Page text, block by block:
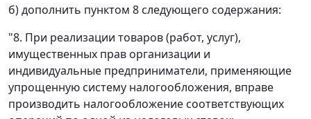
б) дополнить пунктом 8 следующего содержания:
"8. При реализации товаров (работ, услуг),
имущественных прав организации и
индивидуальные предприниматели, применяющие
упрощенную систему налогообложения, вправе
производить налогообложение соответствующих